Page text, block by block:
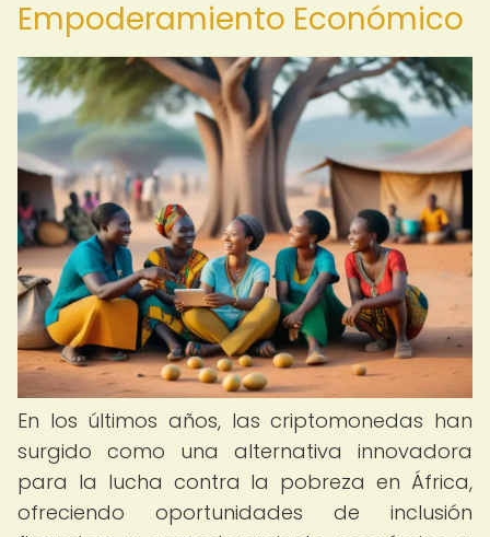
Empoderamiento Económico
En los últimos años, las criptomonedas han
surgido como una alternativa innovadora
para la lucha contra la pobreza en África,
ofreciendo oportunidades de inclusión